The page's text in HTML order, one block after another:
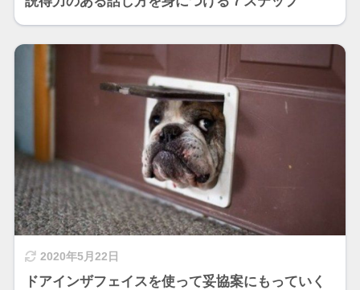
2020年5月22日
ドアインザフェイスを使って妥協案にもっていく